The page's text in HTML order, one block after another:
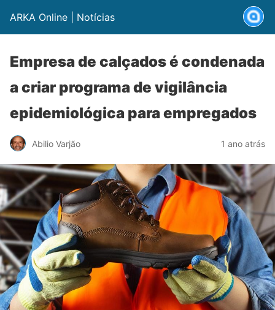
ARKA Online | Notícias
Empresa de calçados é condenada
a criar programa de vigilância
epidemiológica para empregados
Abilio Varjão 1 ano atrás